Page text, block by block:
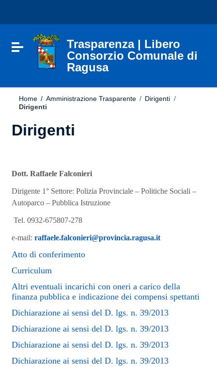
sito
include
Vai al footer
Attiva / disattiva la navigazione
Trasparenza | Libero
Consorzio Comunale di
Ragusa
Home / Amministrazione Trasparente / Dirigenti /
Dirigenti
Dirigenti
Dott. Raffaele Falconieri
Dirigente 1° Settore: Polizia Provinciale – Politiche Sociali –
Autoparco – Pubblica Istruzione
Tel. 0932-675807-278
e-mail: raffaele.falconieri@provincia.ragusa.it
Atto di conferimento
Curriculum
Altri eventuali incarichi con oneri a carico della
finanza pubblica e indicazione dei compensi spettanti
Dichiarazione ai sensi del D. lgs. n. 39/2013
Dichiarazione ai sensi del D. lgs. n. 39/2013
Dichiarazione ai sensi del D. lgs. n. 39/2013
Dichiarazione ai sensi del D. lgs. n. 39/2013